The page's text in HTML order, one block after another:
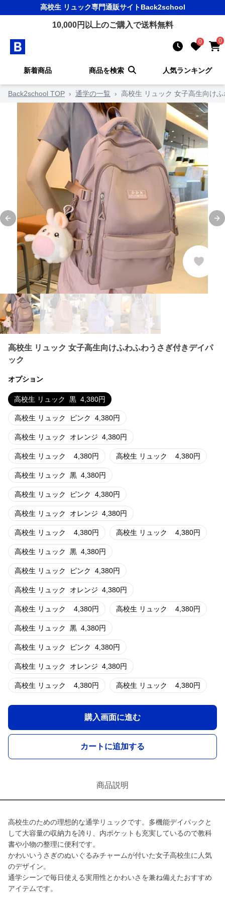
高校生 リュック専門通販サイトBack2school
10,000円以上のご購入で送料無料
0 0
新着商品 商品を検索 人気ランキング
Back2school TOP › 通学の一覧 › 高校生 リュック 女子高生向け
Previous slide
高校生 リュック 女子高生向けふわふわうさぎ付きデイパ
ック
オプション
高校生 リュック 黒 4,380円
高校生 リュック ピンク 4,380円
高校生 リュック オレンジ 4,380円
高校生 リュック 4,380円 高校生 リュック 4,380円
高校生 リュック 黒 4,380円
高校生 リュック ピンク 4,380円
高校生 リュック オレンジ 4,380円
高校生 リュック 4,380円 高校生 リュック 4,380円
高校生 リュック 黒 4,380円
高校生 リュック ピンク 4,380円
高校生 リュック オレンジ 4,380円
高校生 リュック 4,380円 高校生 リュック 4,380円
高校生 リュック 黒 4,380円
高校生 リュック ピンク 4,380円
高校生 リュック オレンジ 4,380円
高校生 リュック 4,380円 高校生 リュック 4,380円
購入画面に進む
カートに追加する
商品説明
高校生のための理想的な通学リュックです。多機能デイパックと
して大容量の収納力を誇り、内ポケットも充実しているので教科
書や小物の整理に便利です。
かわいいうさぎのぬいぐるみチャームが付いた女子高校生に人気
のデザイン。
通学シーンで毎日使える実用性とかわいさを兼ね備えたおすすめ
アイテムです。